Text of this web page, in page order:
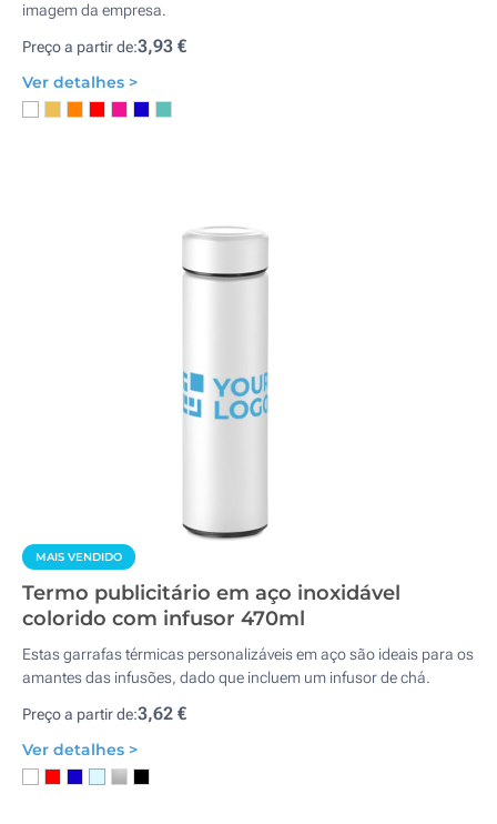
imagem da empresa.
Preço a partir de:3,93 €
Ver detalhes >
MAIS VENDIDO
Termo publicitário em aço inoxidável
colorido com infusor 470ml
Estas garrafas térmicas personalizáveis em aço são ideais para os
amantes das infusões, dado que incluem um infusor de chá.
Preço a partir de:3,62 €
Ver detalhes >